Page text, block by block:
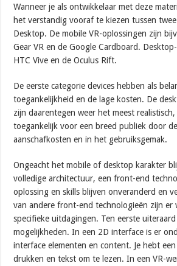
Wanneer je als ontwikkelaar met deze
het verstandig vooraf te kiezen tussen
Desktop. De mobile VR-oplossingen zijn
Gear VR en de Google Cardboard.
HTC Vive en de Oculus Rift.
De eerste categorie devices hebben als
toegankelijkheid en de lage kosten. De
zijn daarentegen weer het meest
toegankelijk voor een breed publiek door
aanschafkosten en in het gebruiksgemak.
Ongeacht het mobile of desktop karakter
volledige architectuur, een front-end
oplossing en skills blijven onveranderd en
van andere front-end technologieën zijn er
specifieke uitdagingen. Ten eerste
mogelijkheden. In een 2D interface is er
interface elementen en content. Je hebt
drukken en tekst om te lezen. In een VR-